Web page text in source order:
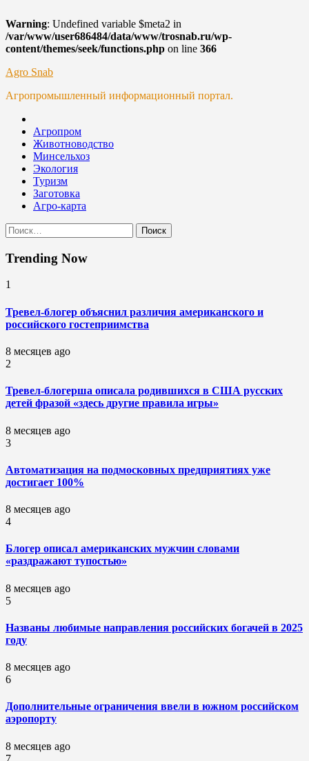
Warning: Undefined variable $meta2 in
/var/www/user686484/data/www/trosnab.ru/wp-
content/themes/seek/functions.php on line 366
Skip
content
Agro Snab
Агропромышленный информационный портал.
Агропром
Животноводство
Минсельхоз
Экология
Туризм
Заготовка
Агро-карта
Найти:
Trending Now
1
Тревел-блогер объяснил различия американского и
российского гостеприимства
8 месяцев ago
2
Тревел-блогерша описала родившихся в США русских
детей фразой «здесь другие правила игры»
8 месяцев ago
3
Автоматизация на подмосковных предприятиях уже
достигает 100%
8 месяцев ago
4
Блогер описал американских мужчин словами
«раздражают тупостью»
8 месяцев ago
5
Названы любимые направления российских богачей в 2025
году
8 месяцев ago
6
Дополнительные ограничения ввели в южном российском
аэропорту
8 месяцев ago
7